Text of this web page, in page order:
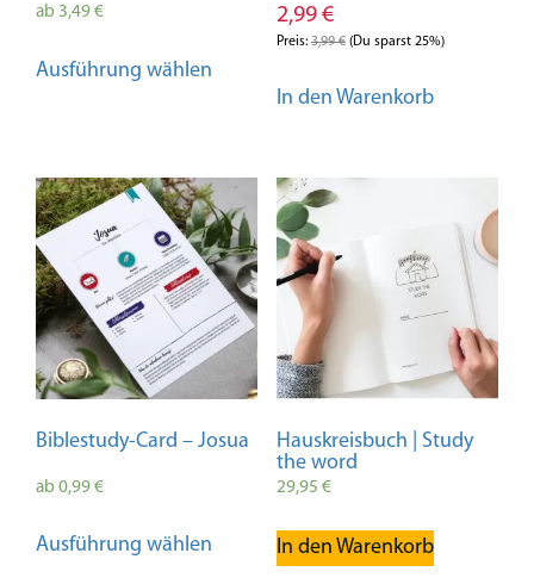
ab 3,49€
Ausführung wählen
auf.
Die
Optionen
können
auf
der
Produktseite
gewählt
werden
2,99 €
Preis:3,99€(Du sparst 25%)
In den Warenkorb
Biblestudy-Card – Josua
ab 0,99€
Ausführung wählen Produkt
Hauskreisbuch | Study
the word
29,95 €
In den Warenkorb